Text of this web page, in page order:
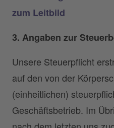
zum Leitbild
3. Angaben zur
Unsere Steuerpflicht
auf den von der
(einheitlichen)
Geschäftsbetrieb. Im